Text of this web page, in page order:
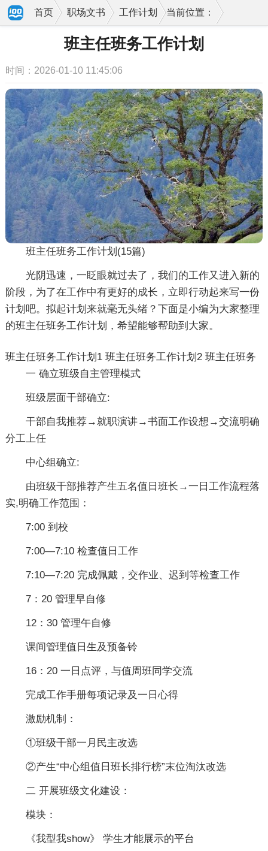
当前位置：
首页 职场文书 工作计划
班主任班务工作计划
时间：2026-01-10 11:45:06
班主任班务工作计划(15篇)
光阴迅速，一眨眼就过去了，我们的工作又进入新的
阶段，为了在工作中有更好的成长，立即行动起来写一份
计划吧。拟起计划来就毫无头绪？下面是小编为大家整理
的班主任班务工作计划，希望能够帮助到大家。
班主任班务工作计划1
一 确立班级自主管理模式
班级层面干部确立:
干部自我推荐→就职演讲→书面工作设想→交流明确
分工上任
中心组确立:
由班级干部推荐产生五名值日班长→一日工作流程落
实,明确工作范围：
7:00 到校
7:00—7:10 检查值日工作
7:10—7:20 完成佩戴，交作业、迟到等检查工作
7：20 管理早自修
12：30 管理午自修
课间管理值日生及预备铃
16：20 一日点评，与值周班同学交流
完成工作手册每项记录及一日心得
激励机制：
①班级干部一月民主改选
②产生“中心组值日班长排行榜”末位淘汰改选
二 开展班级文化建设：
模块：
《我型我show》 学生才能展示的平台
班主任班务工作计划2 班主任班务